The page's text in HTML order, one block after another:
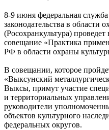
8-9 июня федеральная
законодательства в области
(Росохранкультура)
совещание «Практика
РФ в области охраны
В совещании, которое
«Выксунский
Выксы, примут участие
и территориальных
руководители
объектов культурного
федеральных округов.